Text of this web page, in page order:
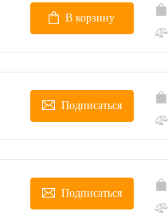
В корзину
Подписаться
Подписаться